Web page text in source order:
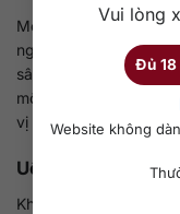
Vui lòng
Đủ
Website không
Một ly Glenfarclas 15
ngày làm việc, là thời
sâu của Speyside.
một lát phô mai già
vị nơi đầu lưỡi.
Uống khi trò
Khi chia sẻ